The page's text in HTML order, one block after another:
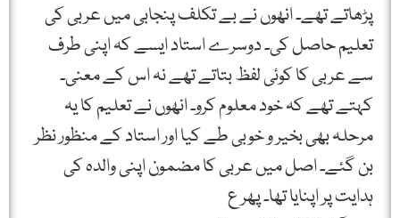
پڑھاتے تھے۔ انھوں نے بے تکلف پنجابی میں عربی کی
تعلیم حاصل کی۔ دوسرے استاد ایسے کہ اپنی طرف
سے عربی کا کوئی لفظ بتاتے تھے نہ اس کے معنی۔
کہتے تھے کہ خود معلوم کرو۔ انھوں نے تعلیم کا یہ
مرحلہ بھی بخیر و خوبی طے کیا اور استاد کے منظور نظر
بن گئے۔ اصل میں عربی کا مضمون اپنی والدہ کی
ہدایت پر اپنایا تھا۔ پھر ع